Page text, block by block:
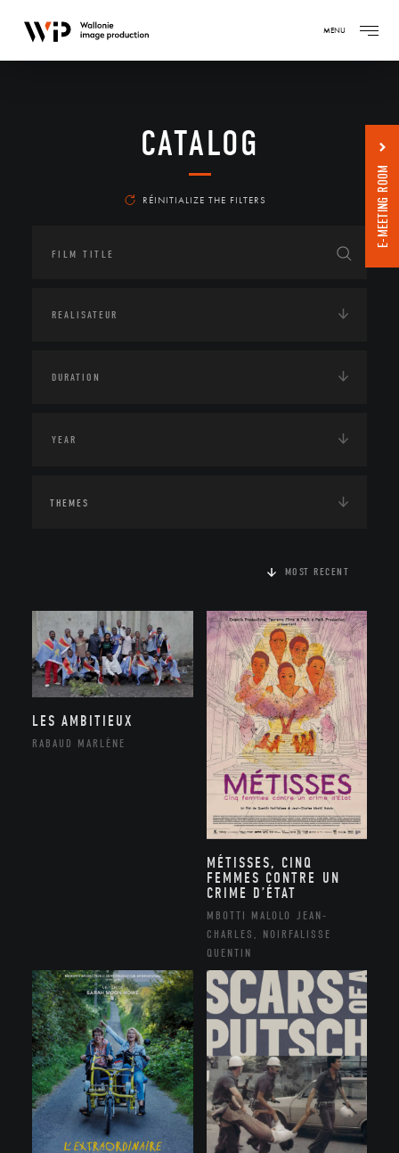
MENU
CATALOG
RÉINITIALIZE THE FILTERS
THEMES
MOST RECENT
LES AMBITIEUX
RABAUD MARLÈNE
MÉTISSES, CINQ
FEMMES CONTRE UN
CRIME D’ÉTAT
MBOTTI MALOLO JEAN-
CHARLES, NOIRFALISSE
QUENTIN
E-MEETING ROOM